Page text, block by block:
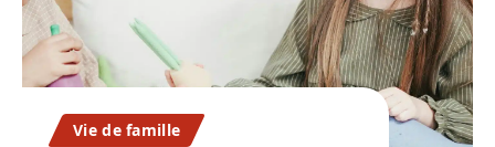
Vie de famille